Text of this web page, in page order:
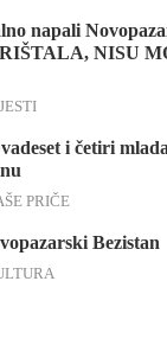
napali
NISU
i četiri
PRIČE
Bezistan